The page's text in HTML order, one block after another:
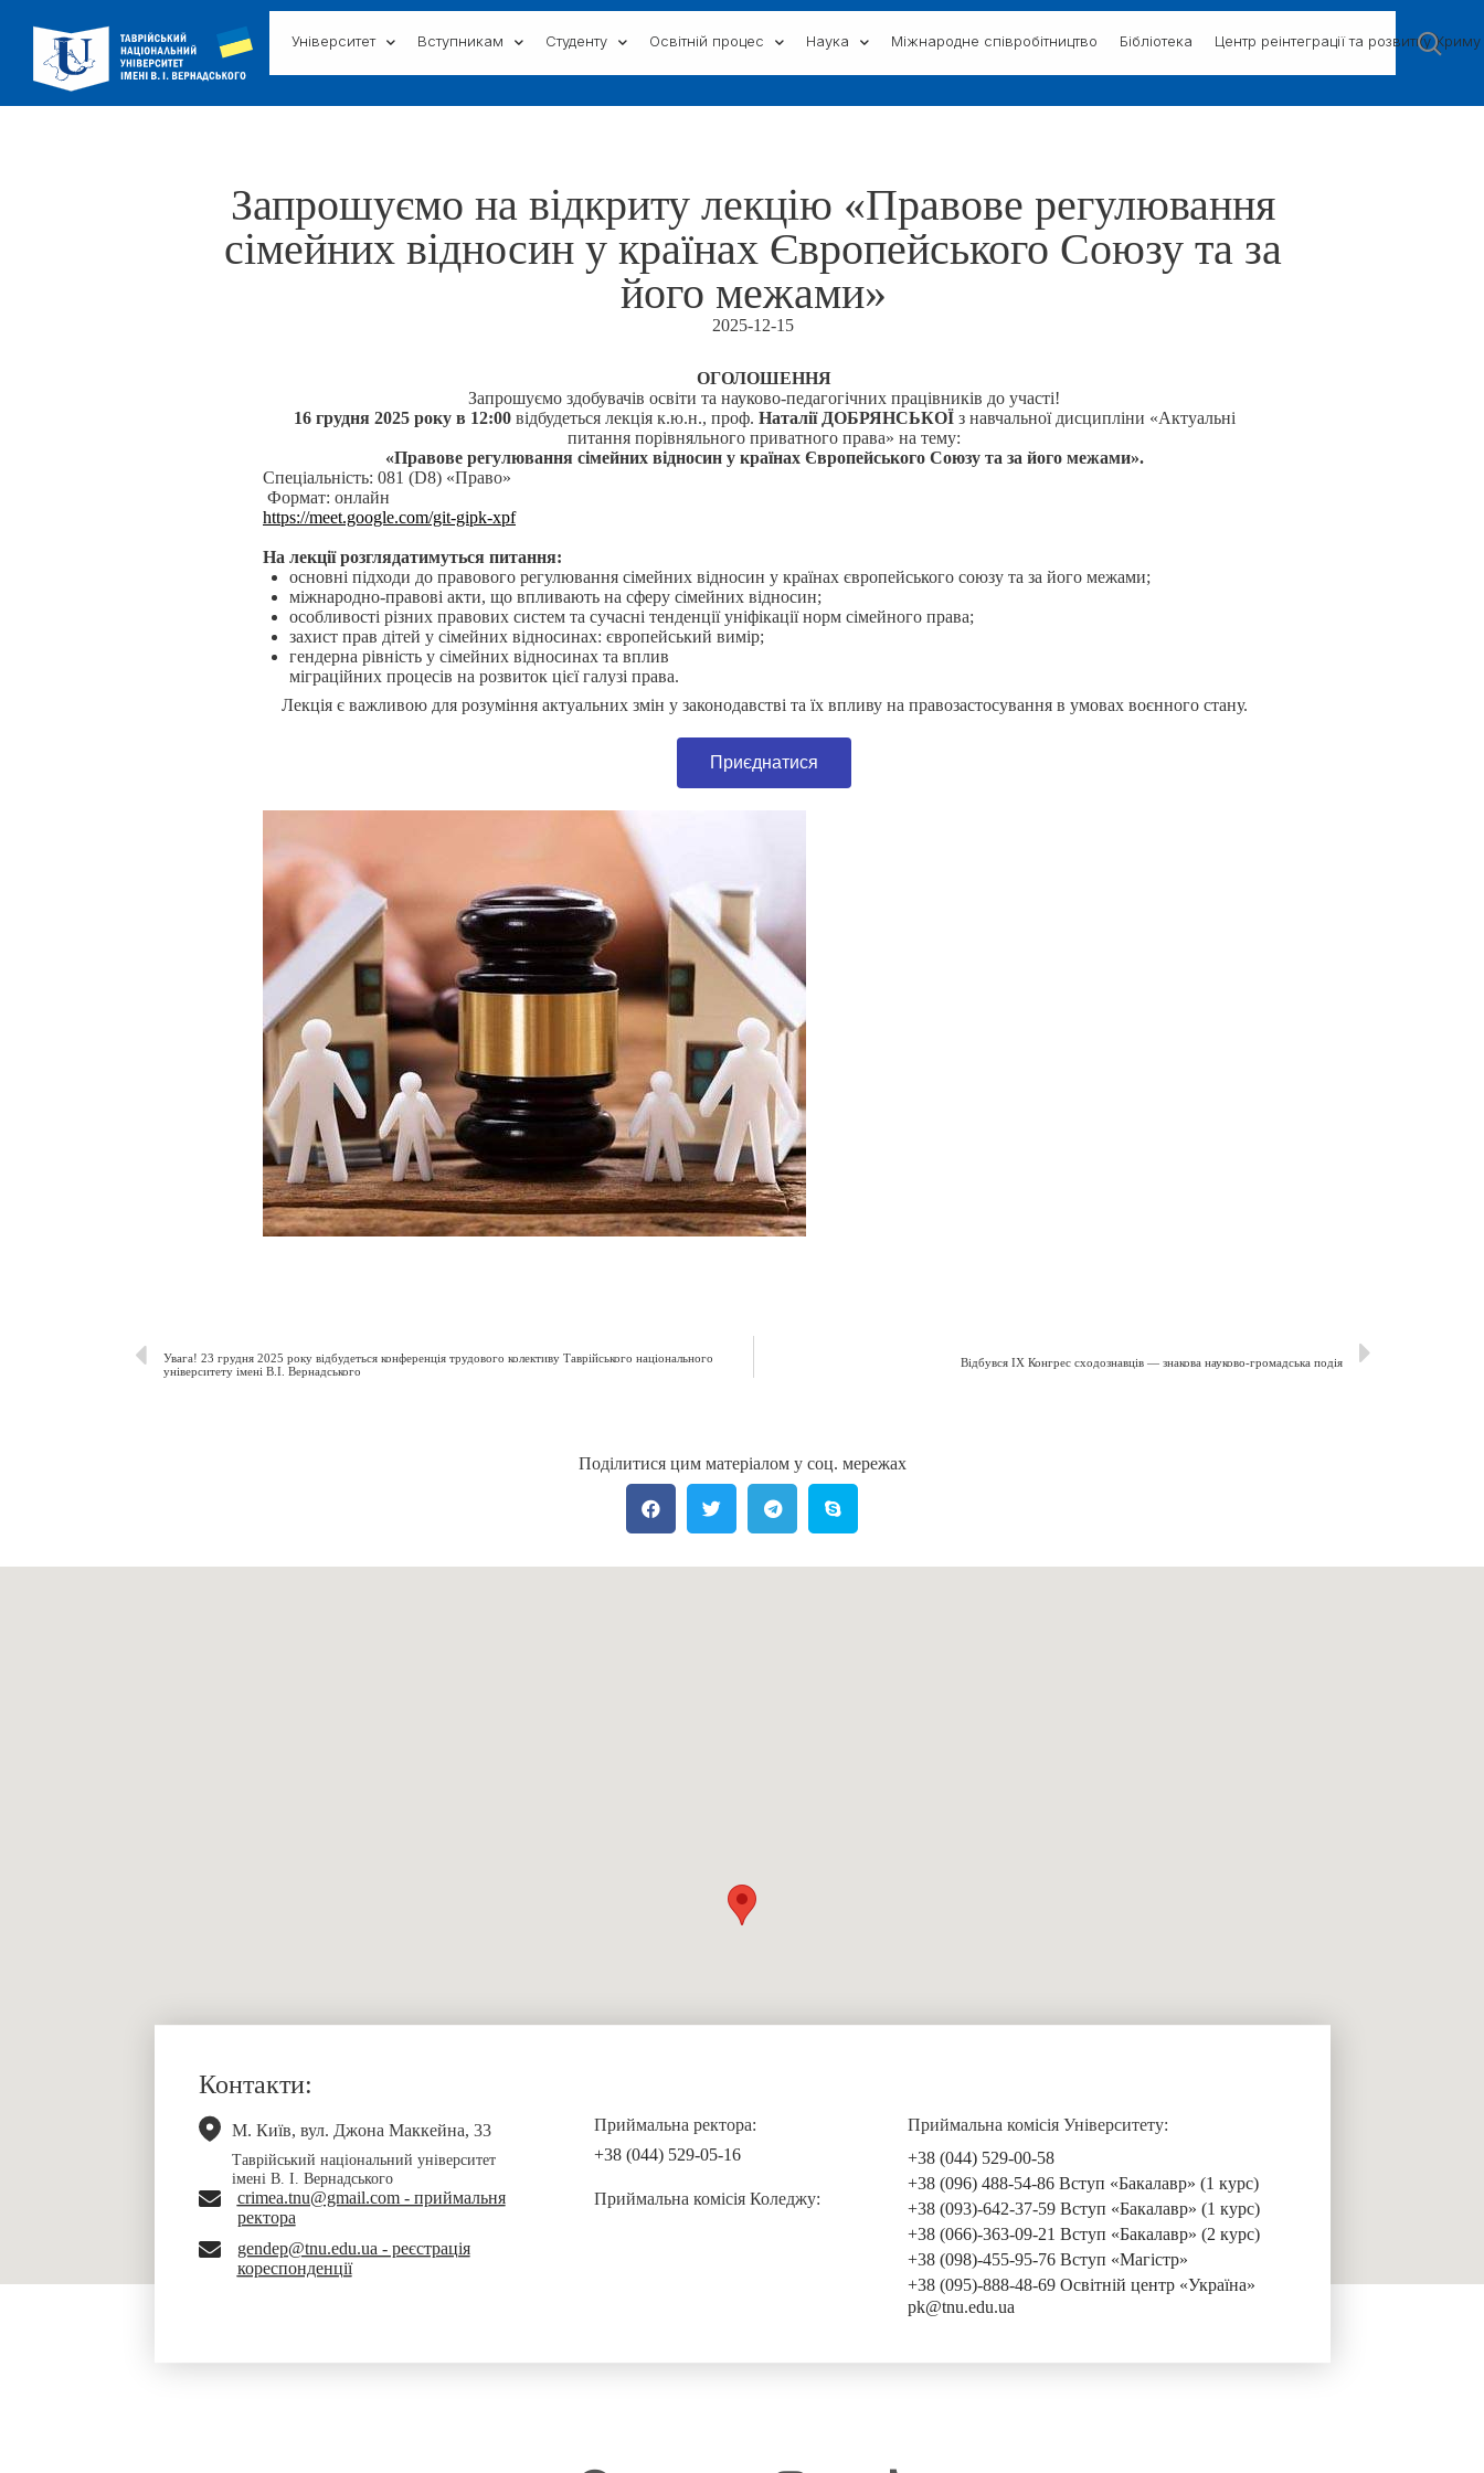
Університет Вступникам Студенту Освітній процес Наука Міжнародне співробітництво Бібліотека Центр реінтеграції та розвитку Криму
Запрошуємо на відкриту лекцію «Правове регулювання
сімейних відносин у країнах Європейського Союзу та за
його межами»
2025-12-15
ОГОЛОШЕННЯ
Запрошуємо здобувачів освіти та науково-педагогічних працівників до участі!
16 грудня 2025 року в 12:00відбудеться лекція к.ю.н., проф. Наталії ДОБРЯНСЬКОЇз навчальної дисципліни «Актуальні
питання порівняльного приватного права» на тему:
«Правове регулювання сімейних відносин у країнах Європейського Союзу та за його межами».
Спеціальність: 081 (D8) «Право»
Формат: онлайн
https://meet.google.com/git-gipk-xpf
На лекції розглядатимуться питання:
основні підходи до правового регулювання сімейних відносин у країнах європейського союзу та за його межами;
міжнародно-правові акти, що впливають на сферу сімейних відносин;
особливості різних правових систем та сучасні тенденції уніфікації норм сімейного права;
захист прав дітей у сімейних відносинах: європейський вимір;
гендерна рівність у сімейних відносинах та вплив
міграційних процесів на розвиток цієї галузі права.
Лекція є важливою для розуміння актуальних змін у законодавстві та їх впливу на правозастосування в умовах воєнного стану.
Приєднатися
Увага! 23 грудня 2025 року відбудеться конференція трудового колективу Таврійського національного
університету імені В.І. Вернадського
Відбувся ІX Конгрес сходознавців — знакова науково-громадська подія
Поділитися цим матеріалом у соц. мережах
Контакти:
М. Київ, вул. Джона Маккейна, 33
Таврійський національний університет
імені В. І. Вернадського
crimea.tnu@gmail.com - приймальня
ректора
gendep@tnu.edu.ua - реєстрація
кореспонденції
Приймальна ректора:
+38 (044) 529-05-16
Приймальна комісія Коледжу:
Приймальна комісія Університету:
+38 (044) 529-00-58
+38 (096) 488-54-86 Вступ «Бакалавр» (1 курс)
+38 (093)-642-37-59 Вступ «Бакалавр» (1 курс)
+38 (066)-363-09-21 Вступ «Бакалавр» (2 курс)
+38 (098)-455-95-76 Вступ «Магістр»
+38 (095)-888-48-69 Освітній центр «Україна»
pk@tnu.edu.ua